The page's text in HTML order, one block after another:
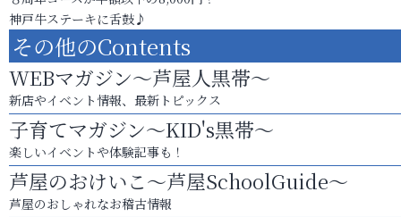
神戸牛ステーキに舌鼓♪
その他のContents
WEBマガジン～芦屋人黒帯～
新店やイベント情報、最新トピックス
子育てマガジン～KID's黒帯～
楽しいイベントや体験記事も！
芦屋のおけいこ～芦屋SchoolGuide～
芦屋のおしゃれなお稽古情報